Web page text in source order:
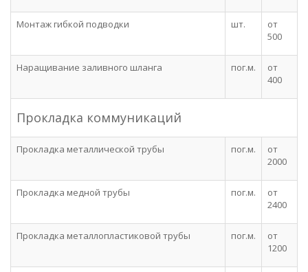
Монтаж гибкой подводки шт.
от
500
Наращивание заливного шланга пог.м.
от
400
Прокладка коммуникаций
Прокладка металлической трубы пог.м.
от
2000
Прокладка медной трубы пог.м.
от
2400
Прокладка металлопластиковой трубы пог.м.
от
1200